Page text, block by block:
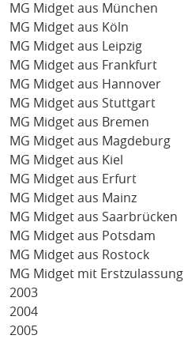
MG Midget aus München
MG Midget aus Köln
MG Midget aus Leipzig
MG Midget aus Frankfurt
MG Midget aus Hannover
MG Midget aus Stuttgart
MG Midget aus Bremen
MG Midget aus Magdeburg
MG Midget aus Kiel
MG Midget aus Erfurt
MG Midget aus Mainz
MG Midget aus Saarbrücken
MG Midget aus Potsdam
MG Midget aus Rostock
MG Midget mit Erstzulassung
2003
2004
2005